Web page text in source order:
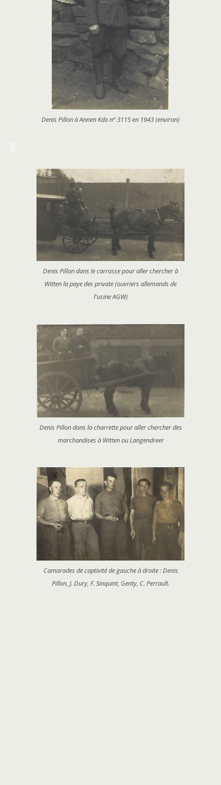
Denis Pillon à Annen Kdo n° 3115 en 1943 (environ)
Denis Pillon dans le carrosse pour aller chercher à
Witten la paye des private (ouvriers allemands de
l'usine AGW)
Denis Pillon dans la charrette pour aller chercher des
marchandises à Witten ou Langendreer
Camarades de captivité de gauche à droite : Denis
Pillon, J. Dury, F. Sinquint, Genty, C. Perrault.